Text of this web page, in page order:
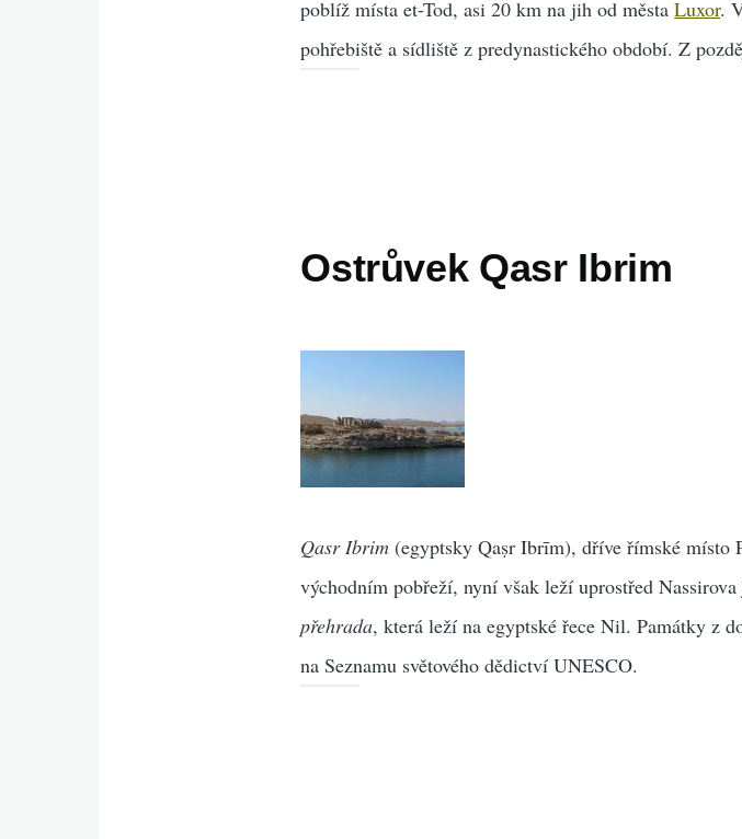
poblíž místa et-Tod, asi 20 km na jih od městaLuxor.
pohřebiště a sídliště z predynastického období. Z
Ostrůvek Qasr Ibrim
Qasr Ibrim (egyptsky Qaṣr Ibrīm), dříve římské místo
východním pobřeží, nyní však leží uprostřed
přehrada, která leží na egyptské řece Nil. Památky z
na Seznamu světového dědictví UNESCO.